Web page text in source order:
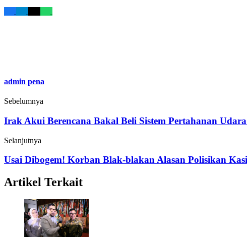
admin pena
Sebelumnya
Irak Akui Berencana Bakal Beli Sistem Pertahanan
Selanjutnya
Usai Dibogem! Korban Blak-blakan Alasan Polisikan
Artikel Terkait